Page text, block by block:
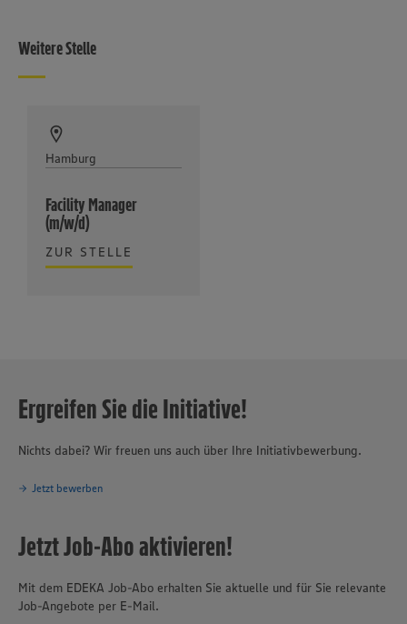
Weitere Stelle
Hamburg
Facility Manager
(m/w/d)
ZUR STELLE
Ergreifen Sie die Initiative!
Nichts dabei? Wir freuen uns auch über Ihre Initiativbewerbung.
Jetzt bewerben
Jetzt Job-Abo aktivieren!
Mit dem EDEKA Job-Abo erhalten Sie aktuelle und für Sie relevante
Job-Angebote per E-Mail.